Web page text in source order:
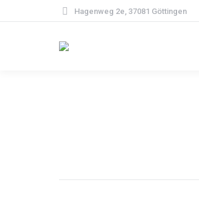
Hagenweg 2e, 37081 Göttingen